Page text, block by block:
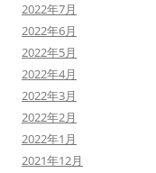
2022年7月
2022年6月
2022年5月
2022年4月
2022年3月
2022年2月
2022年1月
2021年12月